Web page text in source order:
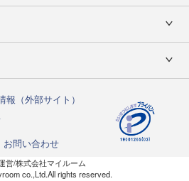
ぶ
て
報（外部サイト）
お問い合わせ
営/株式会社マイルーム
co.,Ltd.All rights reserved.